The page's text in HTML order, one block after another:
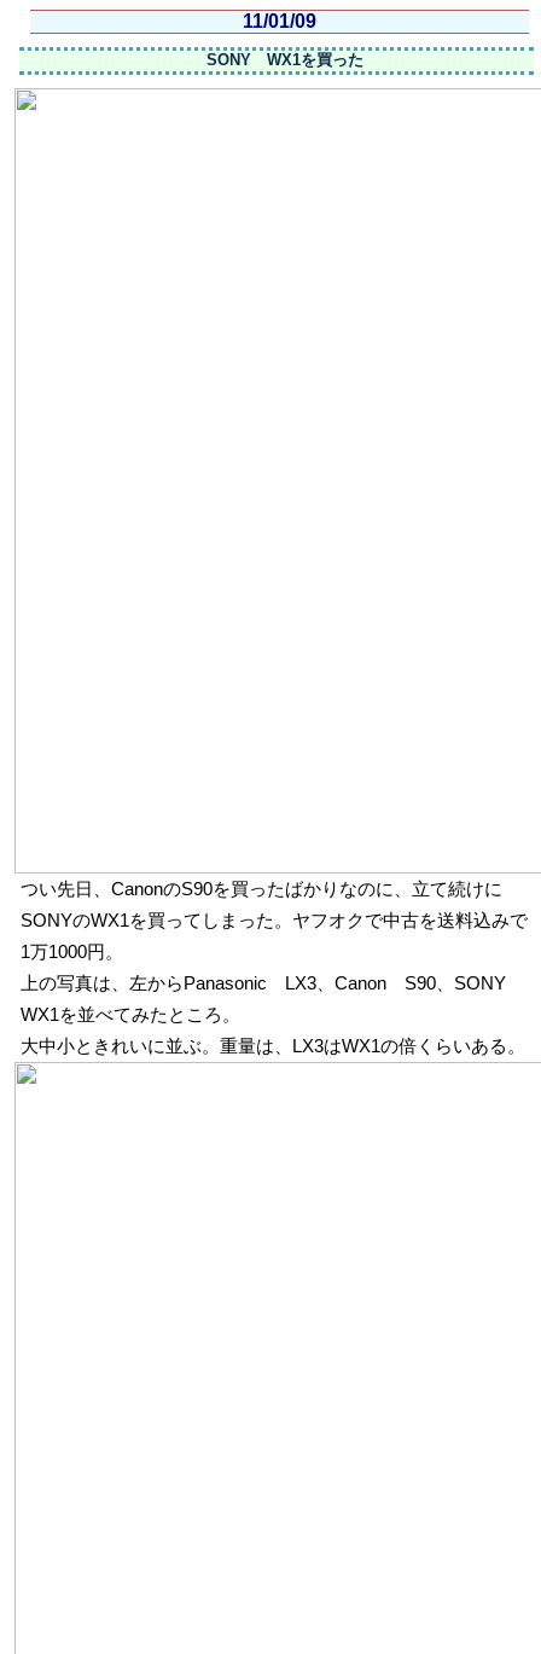
11/01/09
SONY WX1を買った
つい先日、CanonのS90を買ったばかりなのに、立て続けに
SONYのWX1を買ってしまった。ヤフオクで中古を送料込みで
1万1000円。
上の写真は、左からPanasonic LX3、Canon S90、SONY
WX1を並べてみたところ。
大中小ときれいに並ぶ。重量は、LX3はWX1の倍くらいある。